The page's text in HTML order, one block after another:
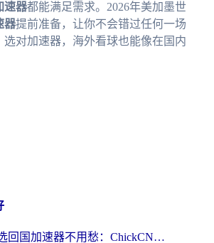
速器都能满足需求。2026年美加墨世
器提前准备，让你不会错过任何一场
选对加速器，海外看球也能像在国内
海外党选回国加速器不用愁：ChickCN和洞见哪个好？一篇搞定所有疑问